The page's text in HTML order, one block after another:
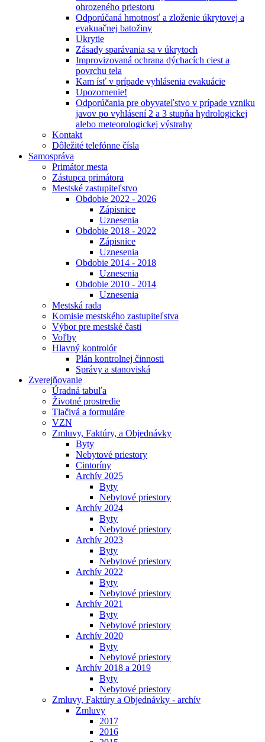
ohrozeného priestoru
Odporúčaná hmotnosť a zloženie úkrytovej a
evakuačnej batožiny
Ukrytie
Zásady sparávania sa v úkrytoch
Improvizovaná ochrana dýchacích ciest a
povrchu tela
Kam ísť v prípade vyhlásenia evakuácie
Upozornenie!
Odporúčania pre obyvateľstvo v prípade vzniku
javov po vyhlásení 2 a 3 stupňa hydrologickej
alebo meteorologickej výstrahy
Kontakt
Dôležité telefónne čísla
Samospráva
Primátor mesta
Zástupca primátora
Mestské zastupiteľstvo
Obdobie 2022 - 2026
Zápisnice
Uznesenia
Obdobie 2018 - 2022
Zápisnice
Uznesenia
Obdobie 2014 - 2018
Uznesenia
Obdobie 2010 - 2014
Uznesenia
Mestská rada
Komisie mestského zastupiteľstva
Výbor pre mestské časti
Voľby
Hlavný kontrolór
Plán kontrolnej činnosti
Správy a stanoviská
Zverejňovanie
Úradná tabuľa
Životné prostredie
Tlačivá a formuláre
VZN
Zmluvy, Faktúry, a Objednávky
Byty
Nebytové priestory
Cintoríny
Archív 2025
Byty
Nebytové priestory
Archív 2024
Byty
Nebytové priestory
Archív 2023
Byty
Nebytové priestory
Archív 2022
Byty
Nebytové priestory
Archív 2021
Byty
Nebytové priestory
Archív 2020
Byty
Nebytové priestory
Archív 2018 a 2019
Byty
Nebytové priestory
Zmluvy, Faktúry a Objednávky - archív
Zmluvy
2017
2016